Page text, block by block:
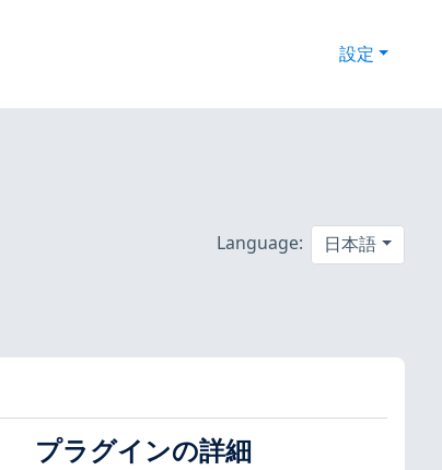
設定
Language: 日本語
プラグインの詳細